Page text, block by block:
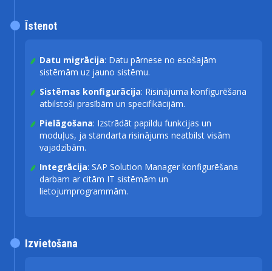
Datu migrācija: Datu pārnese no esošajām
sistēmām uz jauno sistēmu.
Sistēmas konfigurācija: Risinājuma konfigurēšana
atbilstoši prasībām un specifikācijām.
Pielāgošana: Izstrādāt papildu funkcijas un
moduļus, ja standarta risinājums neatbilst visām
vajadzībām.
Integrācija: SAP Solution Manager konfigurēšana
darbam ar citām IT sistēmām un
lietojumprogrammām.
Īstenot
Izvietošana